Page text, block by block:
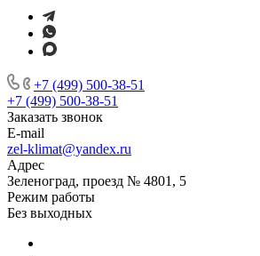
+7 (499) 500-38-51
+7 (499) 500-38-51
Заказать звонок
E-mail
zel-klimat@yandex.ru
Адрес
Зеленоград, проезд № 4801, 5
Режим работы
Без выходных